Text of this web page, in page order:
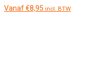
Vanaf€8,95 incl. BTW